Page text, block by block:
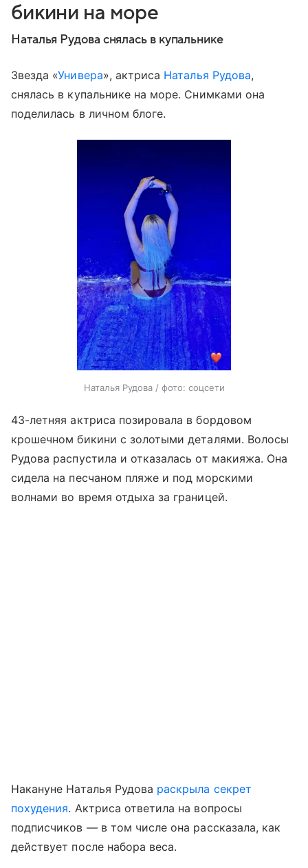
бикини на море
Наталья Рудова снялась в купальнике
Звезда «Универа», актриса Наталья Рудова,
снялась в купальнике на море. Снимками она
поделилась в личном блоге.
Наталья Рудова / фото: соцсети
43-летняя актриса позировала в бордовом
крошечном бикини с золотыми деталями. Волосы
Рудова распустила и отказалась от макияжа. Она
сидела на песчаном пляже и под морскими
волнами во время отдыха за границей.
Накануне Наталья Рудова раскрыла секрет
похудения. Актриса ответила на вопросы
подписчиков — в том числе она рассказала, как
действует после набора веса.